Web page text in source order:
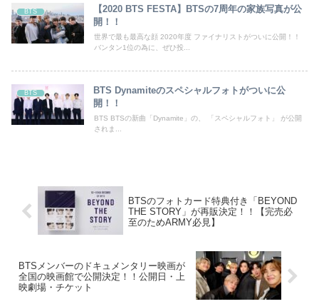
BTS
【2020 BTS FESTA】BTSの7周年の家族写真が公
開！！
世界で最も最高な顔 2020年度 ファイナリストがついに公開！！
バンタン1位の為に、ぜひ投...
BTS
BTS Dynamiteのスペシャルフォトがついに公
開！！
BTS BTSの新曲「Dynamite」の、 「スペシャルフォト」 が公開
されま...
BTSのフォトカード特典付き「BEYOND
THE STORY」が再販決定！！【完売必
至のためARMY必見】
BTSメンバーのドキュメンタリー映画が
全国の映画館で公開決定！！公開日・上
映劇場・チケット